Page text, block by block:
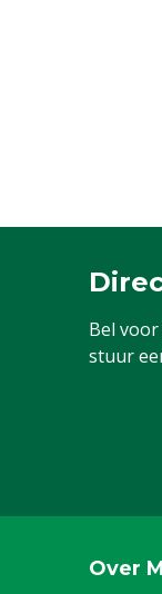
Bel
stuur
Over